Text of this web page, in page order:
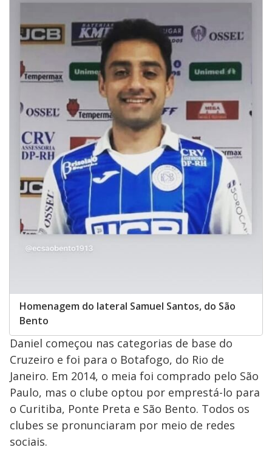
Homenagem do lateral Samuel Santos, do São
Bento
Daniel começou nas categorias de base do
Cruzeiro e foi para o Botafogo, do Rio de
Janeiro. Em 2014, o meia foi comprado pelo São
Paulo, mas o clube optou por emprestá-lo para
o Curitiba, Ponte Preta e São Bento. Todos os
clubes se pronunciaram por meio de redes
sociais.